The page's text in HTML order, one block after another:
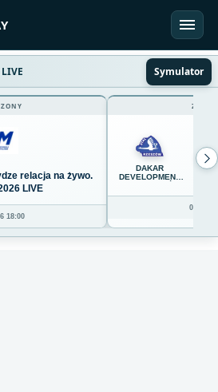
Symulator
relacja na żywo.
LIVE
18:00
DAKAR
DEVELOPMENT
45